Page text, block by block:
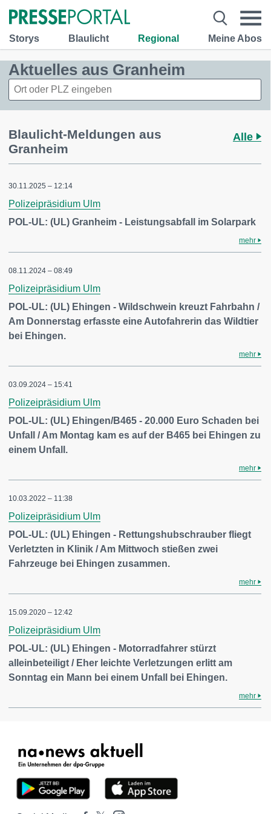
Storys Blaulicht Regional Meine Abos
Aktuelles aus Granheim
Blaulicht-Meldungen aus
Granheim
Alle
30.11.2025 – 12:14
Polizeipräsidium Ulm
POL-UL: (UL) Granheim - Leistungsabfall im Solarpark
mehr
08.11.2024 – 08:49
Polizeipräsidium Ulm
POL-UL: (UL) Ehingen - Wildschwein kreuzt Fahrbahn /
Am Donnerstag erfasste eine Autofahrerin das Wildtier
bei Ehingen.
mehr
03.09.2024 – 15:41
Polizeipräsidium Ulm
POL-UL: (UL) Ehingen/B465 - 20.000 Euro Schaden bei
Unfall / Am Montag kam es auf der B465 bei Ehingen zu
einem Unfall.
mehr
10.03.2022 – 11:38
Polizeipräsidium Ulm
POL-UL: (UL) Ehingen - Rettungshubschrauber fliegt
Verletzten in Klinik / Am Mittwoch stießen zwei
Fahrzeuge bei Ehingen zusammen.
mehr
15.09.2020 – 12:42
Polizeipräsidium Ulm
POL-UL: (UL) Ehingen - Motorradfahrer stürzt
alleinbeteiligt / Eher leichte Verletzungen erlitt am
Sonntag ein Mann bei einem Unfall bei Ehingen.
mehr